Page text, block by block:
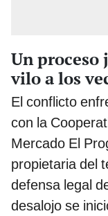
Un
vilo a los
El conflicto
con la
Mercado El
propietaria del
defensa legal
desalojo se